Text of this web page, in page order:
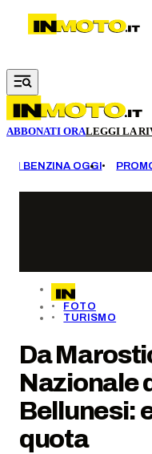
Vai al contenuto principale
ABBONATI ORALEGGI LA
BENZINA OGGI
FOTO
TURISMO
Da
Nazionale
Bellunesi:
quota